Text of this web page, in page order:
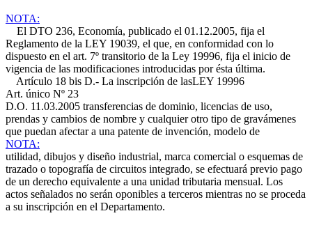
NOTA:
El DTO 236, Economía, publicado el 01.12.2005, fija el
Reglamento de la LEY 19039, el que, en conformidad con lo
dispuesto en el art. 7º transitorio de la Ley 19996, fija el inicio de
vigencia de las modificaciones introducidas por ésta última.
Artículo 18 bis D.- La inscripción de lasLEY 19996
Art. único Nº 23
D.O. 11.03.2005 transferencias de dominio, licencias de uso,
prendas y cambios de nombre y cualquier otro tipo de gravámenes
que puedan afectar a una patente de invención, modelo de
NOTA:
utilidad, dibujos y diseño industrial, marca comercial o esquemas de
trazado o topografía de circuitos integrado, se efectuará previo pago
de un derecho equivalente a una unidad tributaria mensual. Los
actos señalados no serán oponibles a terceros mientras no se proceda
a su inscripción en el Departamento.